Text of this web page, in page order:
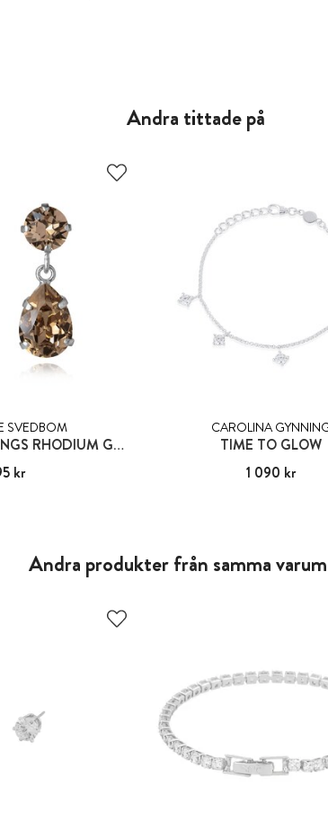
Andra tittade på
SVEDBOM
MINI DROP EARRINGS RHODIUM GREIGE
995 kr
kr
CAROLINA
TIME TO GLOW
Pris :1 090 kr
1 090 kr
Andra produkter från samma